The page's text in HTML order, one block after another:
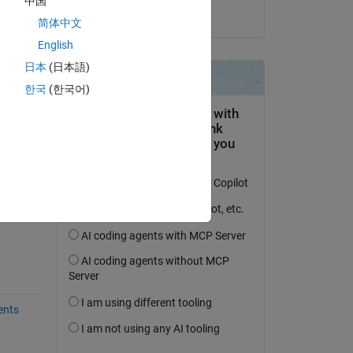
简体中文
English
日本 (日本語)
한국 (한국어)